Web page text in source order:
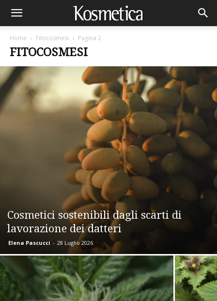
Home Fitocosmesi Pagina 2
FITOCOSMESI
Cosmetici sostenibili dagli scarti di
lavorazione dei datteri
Elena Pascucci - 28 Luglio 2026